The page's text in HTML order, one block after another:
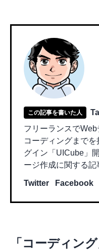
この記事を書いた人
フリーランスで
コーディングまで
グイン「UICube」
ージ作成に関する記
Twitter Facebook
「 コーディング